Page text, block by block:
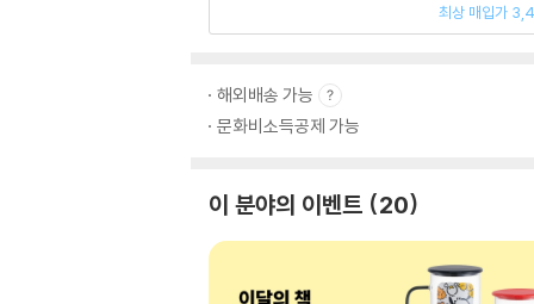
최상 매입가
해외배송 가능
문화비소득공제 가능
이 분야의 이벤트 20